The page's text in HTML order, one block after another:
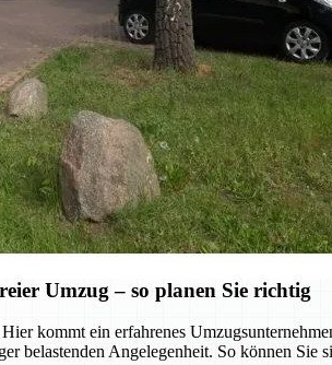
Umzug – so planen Sie richtig
kommt ein erfahrenes
Angelegenheit. So können Sie